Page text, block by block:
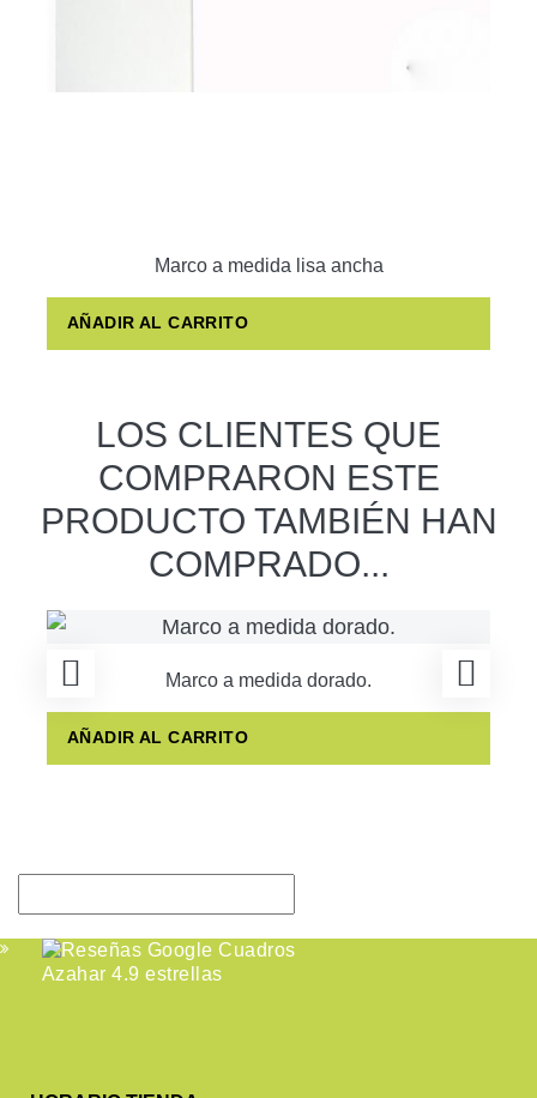
Marco a medida lisa ancha
AÑADIR AL CARRITO
LOS CLIENTES QUE
COMPRARON ESTE
PRODUCTO TAMBIÉN HAN
COMPRADO...
Marco a medida dorado.
AÑADIR AL CARRITO